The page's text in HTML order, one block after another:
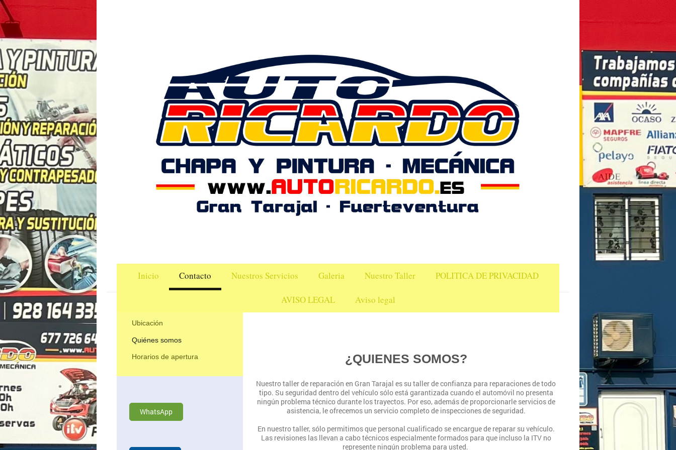
Inicio Contacto Nuestros Servicios Galeria Nuestro Taller POLITICA DE PRIVACIDAD
AVISO LEGAL Aviso legal
¿QUIENES SOMOS?
Nuestro taller de reparación enGran Tarajal es su taller de confianza para reparaciones de todo
tipo. Su seguridad dentro del vehículo sólo está garantizada cuando el automóvil no presenta
ningún problema técnico durante los trayectos. Por eso, además de proporcionarle servicios de
asistencia, le ofrecemos un servicio completo de inspecciones de seguridad.
En nuestro taller, sólo permitimos que personal cualificado se encargue de reparar su vehículo.
Las revisiones las llevan a cabo técnicos especialmente formados para que incluso la ITV no
represente ningún problema para usted.
Ubicación
Quiénes somos
Horarios de apertura
WhatsApp